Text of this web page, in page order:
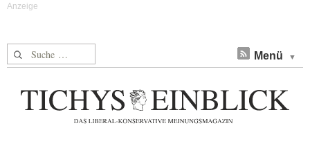
Suche nach: Menü